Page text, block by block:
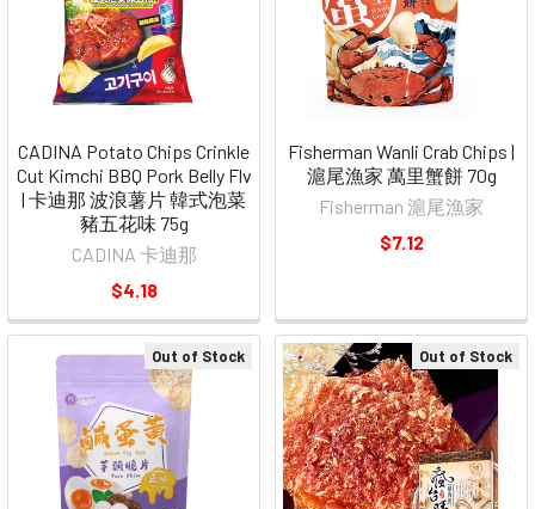
CADINA Potato Chips Crinkle
Cut Kimchi BBQ Pork Belly Flv
| 卡迪那 波浪薯片 韓式泡菜
豬五花味 75g
CADINA 卡迪那
$4.18
Fisherman Wanli Crab Chips |
滬尾漁家 萬里蟹餅 70g
Fisherman 滬尾漁家
$7.12
Out of Stock Out of Stock